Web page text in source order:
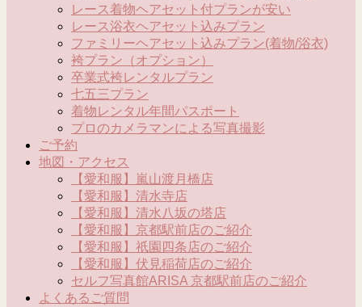
レース着物ヘアセット付プランが安い
レース浴衣ヘアセット込みプラン
ファミリーヘアセット込みプラン(着物/浴衣)
袴プラン（オプション）
卒業式袴レンタルプラン
七五三プラン
着物レンタル年間パスポート
プロのカメラマンによる写真撮影
ご予約
地図・アクセス
【愛和服】嵐山渡月橋店
【愛和服】清水寺店
【愛和服】清水八坂の塔店
【愛和服】京都駅前店のご紹介
【愛和服】祇園四条店のご紹介
【愛和服】伏見稲荷店のご紹介
セルフ写真館ARISA 京都駅前店のご紹介
よくあるご質問